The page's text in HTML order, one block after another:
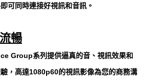
可同時連接好視訊和音訊。
暢
Group系列提供逼真的音、視訊效果和
，高達1080p60的視訊影像為您的商務溝